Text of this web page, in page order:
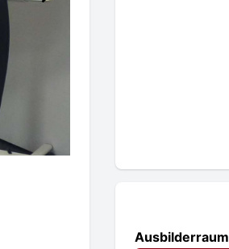
Ausbilderraum